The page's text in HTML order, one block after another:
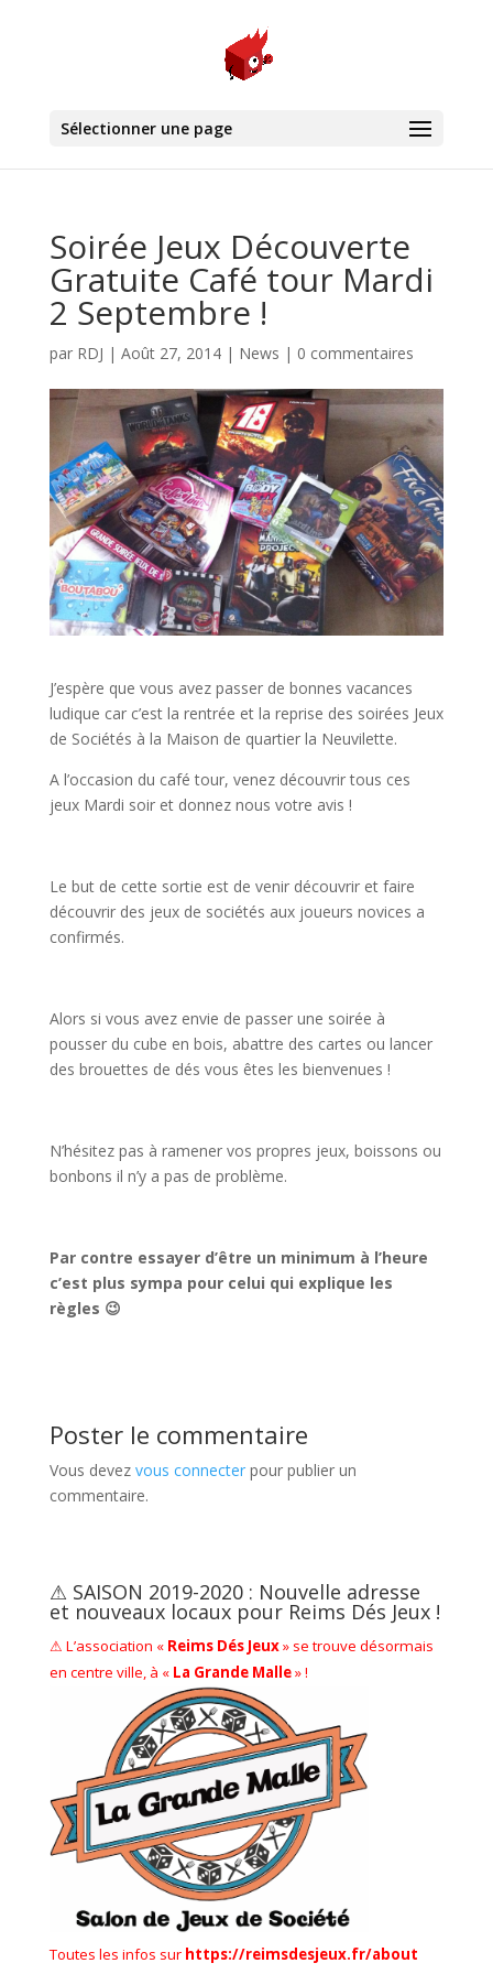
Sélectionner une page
Soirée Jeux Découverte
Gratuite Café tour Mardi
2 Septembre !
par RDJ | Août 27, 2014| News | 0 commentaires
J’espère que vous avez passer de bonnes vacances
ludique car c’est la rentrée et la reprise des soirées Jeux
de Sociétés à la Maison de quartier la Neuvilette.
A l’occasion du café tour, venez découvrir tous ces
jeux Mardi soir et donnez nous votre avis !
Le but de cette sortie est de venir découvrir et faire
découvrir des jeux de sociétés aux joueurs novices a
confirmés.
Alors si vous avez envie de passer une soirée à
pousser du cube en bois, abattre des cartes ou lancer
des brouettes de dés vous êtes les bienvenues !
N’hésitez pas à ramener vos propres jeux, boissons ou
bonbons il n’y a pas de problème.
Par contre essayer d’être un minimum à l’heure
c’est plus sympa pour celui qui explique les
règles 😉
Poster le commentaire
Vous devez vous connecterpour publier un
commentaire.
⚠ SAISON 2019-2020 : Nouvelle adresse
et nouveaux locaux pour Reims Dés Jeux !
⚠ L’association « Reims Dés Jeux» se trouve désormais
en centre ville, à « La Grande Malle» !
Toutes les infos sur https://reimsdesjeux.fr/about